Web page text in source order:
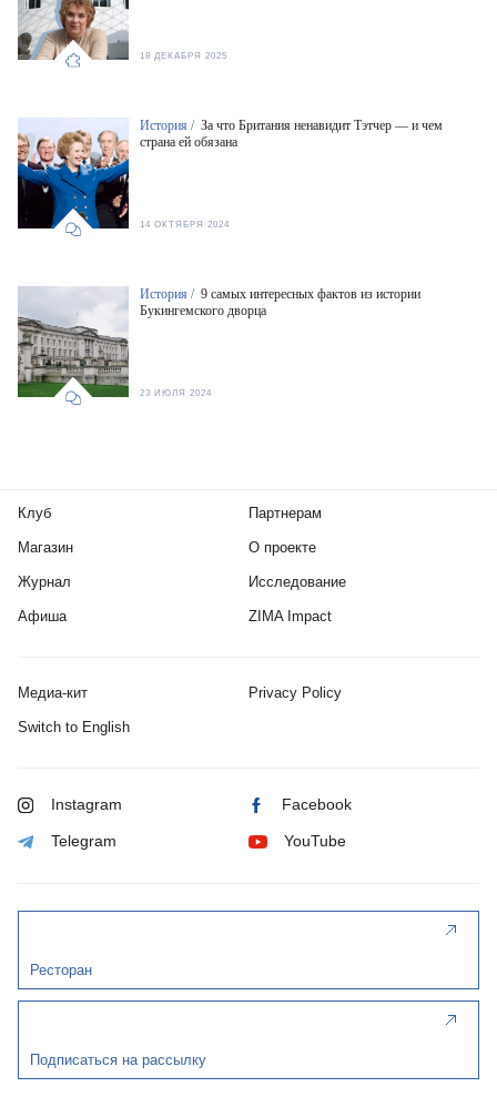
18 ДЕКАБРЯ 2025
История / За что Британия ненавидит Тэтчер — и чем
страна ей обязана
14 ОКТЯБРЯ 2024
История / 9 самых интересных фактов из истории
Букингемского дворца
23 ИЮЛЯ 2024
Клуб
Магазин
Журнал
Афиша
Партнерам
О проекте
Исследование
ZIMA Impact
Медиа-кит Privacy Policy
Switch to English
Instagram Facebook
Telegram YouTube
Ресторан
Подписаться на рассылку